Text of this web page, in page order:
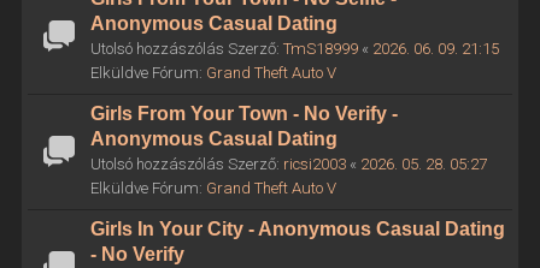
Anonymous Casual Dating
Utolsó hozzászólás Szerző: TmS18999« 2026. 06. 09. 21:15
Elküldve Fórum: Grand Theft Auto V
Girls From Your Town - No Verify -
Anonymous Casual Dating
Utolsó hozzászólás Szerző: ricsi2003« 2026. 05. 28. 05:27
Elküldve Fórum: Grand Theft Auto V
Girls In Your City - Anonymous Casual Dating
- No Verify